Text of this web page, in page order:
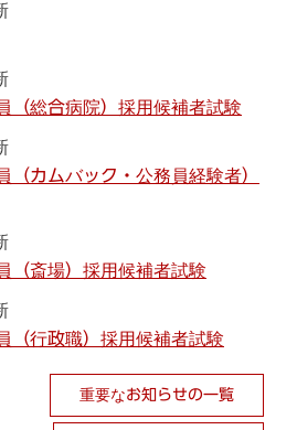
（総合病院）採用候補者試験
（カムバック・公務員経験者）
（斎場）採用候補者試験
（行政職）採用候補者試験
重要なお知らせの一覧